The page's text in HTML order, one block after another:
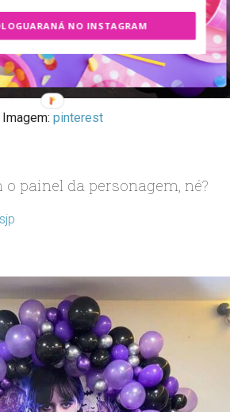
Imagem: pinterest
painel da personagem, né?
NO INSTAGRAM